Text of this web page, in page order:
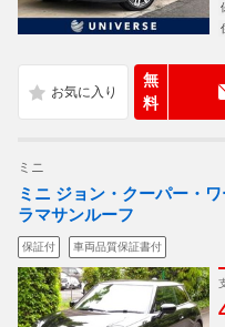
無
料
ミニ
ミニ ジョン・クーパー・
ラマサンルーフ
保証付 車両品質保証書付